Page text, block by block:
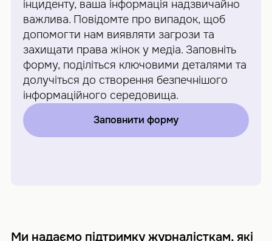
інциденту, ваша інформація надзвичайно
важлива. Повідомте про випадок, щоб
допомогти нам виявляти загрози та
захищати права жінок у медіа. Заповніть
форму, поділіться ключовими деталями та
долучіться до створення безпечнішого
інформаційного середовища.
Заповнити форму
Ми надаємо підтримку журналісткам, які